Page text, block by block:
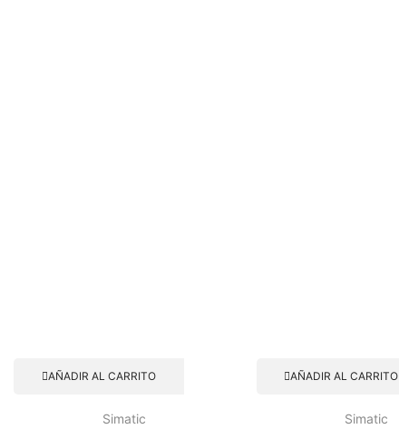
AÑADIR AL CARRITO
Simatic
AÑADIR AL CARRITO
Simatic